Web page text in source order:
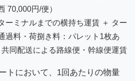
70,000円/便）
ーミナルまでの横持ち運賃 ＋ ター
過料・荷捌き料：パレット1枚あ
同配送による路線便・幹線便運賃
トにおいて、1回あたりの物量